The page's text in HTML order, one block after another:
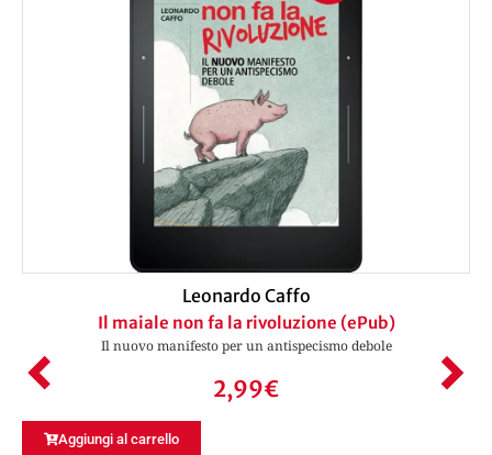
Leonardo Caffo
Il maiale non fa la rivoluzione (ePub)
Il nuovo manifesto per un antispecismo debole
2,99€
Aggiungi al carrello